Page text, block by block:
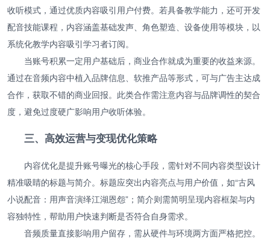
收听模式，通过优质内容吸引用户付费。若具备教学能力，还可开发
配音技能课程，内容涵盖基础发声、角色塑造、设备使用等模块，以
系统化教学内容吸引学习者订阅。
当账号积累一定用户基础后，商业合作就成为重要的收益来源。
通过在音频内容中植入品牌信息、软推产品等形式，可与广告主达成
合作，获取不错的商业回报。此类合作需注意内容与品牌调性的契合
度，避免过度硬广影响用户收听体验。
三、高效运营与变现优化策略
内容优化是提升账号曝光的核心手段，需针对不同内容类型设计
精准吸睛的标题与简介。标题应突出内容亮点与用户价值，如“古风
小说配音：用声音演绎江湖恩怨”；简介则需简明呈现内容框架与内
容独特性，帮助用户快速判断是否符合自身需求。
音频质量直接影响用户留存，需从硬件与环境两方面严格把控。